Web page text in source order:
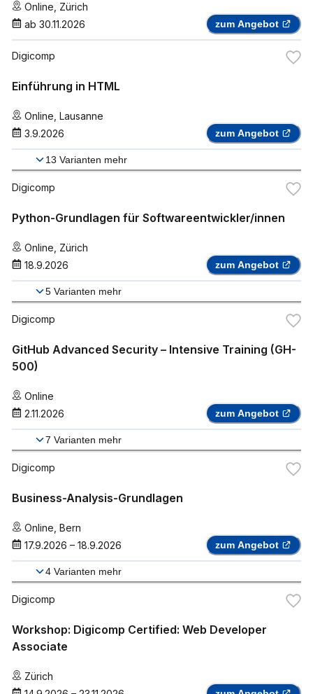
Online Zürich
ab 30.11.2026 zum Angebot
Digicomp
Einführung in HTML
Online Lausanne
3.9.2026
zum Angebot
13 Varianten mehr
Digicomp
Python-Grundlagen für Softwareentwickler/innen
Online Zürich
18.9.2026
zum Angebot
5 Varianten mehr
Digicomp
GitHub Advanced Security – Intensive Training (GH-
500)
Online
2.11.2026
zum Angebot
7 Varianten mehr
Digicomp
Business-Analysis-Grundlagen
Online Bern
17.9.2026 – 18.9.2026 zum Angebot
4 Varianten mehr
Digicomp
Workshop: Digicomp Certified: Web Developer
Associate
Zürich